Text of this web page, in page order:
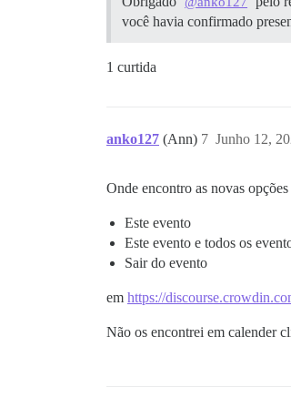
você havia confirmado
1 curtida
anko127 (Ann) Junho 12,
7
Onde encontro as novas opções
Este evento
Este evento e todos os
Sair do evento
em https://
Não os encontrei em calender